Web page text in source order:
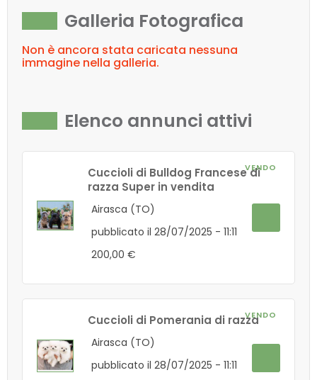
Galleria Fotografica
Non è ancora stata caricata nessuna
immagine nella galleria.
Elenco annunci attivi
VENDO
Cuccioli di Bulldog Francese di
razza Super in vendita
Airasca (TO)
pubblicato il 28/07/2025 - 11:11
200,00 €
VENDO
Cuccioli di Pomerania di razza
Airasca (TO)
pubblicato il 28/07/2025 - 11:11